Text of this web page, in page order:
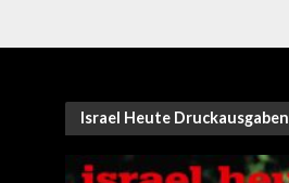
Israel Heute Druckausgaben